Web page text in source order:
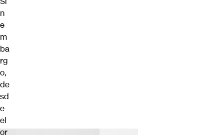
n
e
m
ba
rg
o,
de
sd
e
el
or